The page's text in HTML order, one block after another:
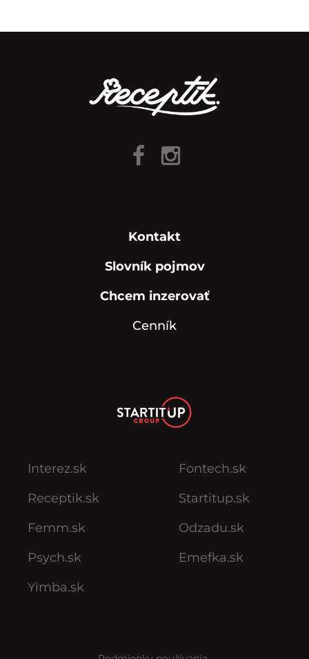
Kontakt
Slovník pojmov
Chcem inzerovať
Cenník
Interez.sk
Receptik.sk
Femm.sk
Psych.sk
Yimba.sk
Fontech.sk
Startitup.sk
Odzadu.sk
Emefka.sk